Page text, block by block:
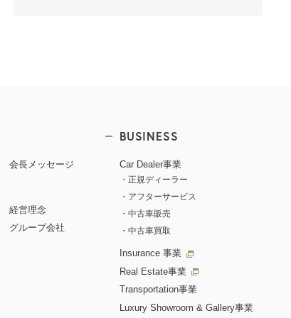
会長メッセージ
経営理念
グループ会社
BUSINESS
Car Dealer事業
正規ディーラー
アフターサービス
中古車販売
中古車買取
Insurance 事業
Real Estate事業
Transportation事業
Luxury Showroom & Gallery事業